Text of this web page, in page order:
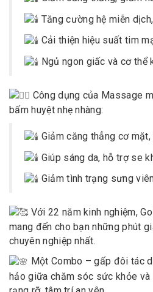
Tăng cường hệ miễn
Cải thiện hiệu suất tim
Ngủ ngon giấc và cơ thể
Công dụng của Massage
bấm huyệt nhẹ nhàng:
Giảm căng thẳng cơ
Giúp sáng da, hỗ trợ se
Giảm tình trạng sưng
Với 22 năm kinh nghiệm,
mang đến cho bạn những phút
chuyên nghiệp nhất.
Một Combo – gấp đôi tác
hảo giữa chăm sóc sức khỏe